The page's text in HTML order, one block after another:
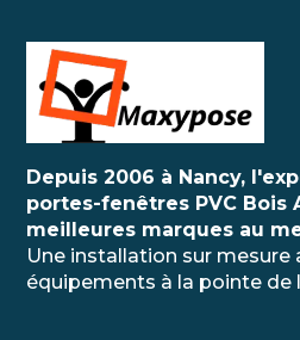
Depuis 2006 à Nancy,
portes-fenêtres PVC Bois
meilleures marques au
Une installation sur mesure
équipements à la pointe de